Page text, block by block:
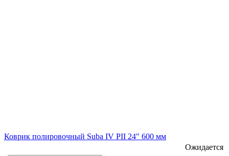
Коврик полировочный Suba IV PII 24" 600 мм
Ожидается